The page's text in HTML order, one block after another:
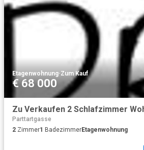
Etagenwohnung·Zum Kauf
€ 68 000
Parttartgasse
2 Zimmer1 BadezimmerEtagenwohnung